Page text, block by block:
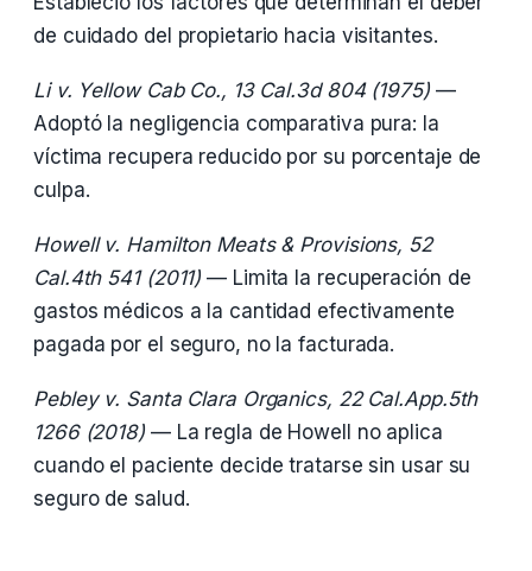
de cuidado del propietario hacia visitantes.
Li v. Yellow Cab Co., 13 Cal.3d 804 (1975)—
Adoptó la negligencia comparativa pura: la
víctima recupera reducido por su porcentaje de
culpa.
Howell v. Hamilton Meats & Provisions, 52
Cal.4th 541 (2011) — Limita la recuperación de
gastos médicos a la cantidad efectivamente
pagada por el seguro, no la facturada.
Pebley v. Santa Clara Organics, 22 Cal.App.5th
1266 (2018)— La regla de Howell no aplica
cuando el paciente decide tratarse sin usar su
seguro de salud.